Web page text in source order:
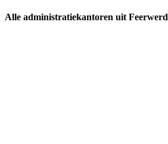
Alle administratiekantoren uit Feerwerd